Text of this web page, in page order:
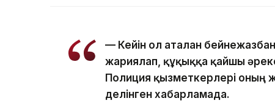
— Кейін ол аталған
жариялап, құқыққа қайшы
Полиция қызметкерлері
делінген хабарламада.